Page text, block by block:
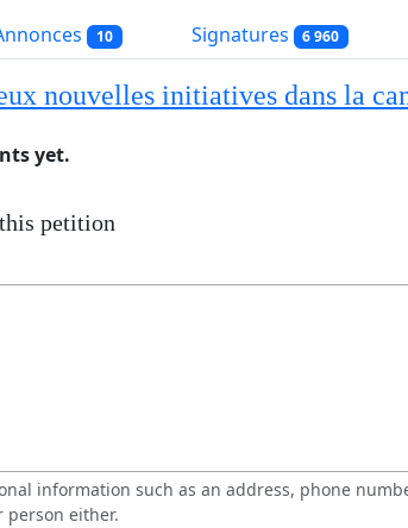
10 Signatures 6 960
nouvelles initiatives dans la
yet.
petition
information such as an address, phone
person either.